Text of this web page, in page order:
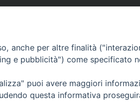
Diocesi di Melfi
12 - 85025 MELFI (PZ) • Tel.
anche per altre finalità
e pubblicità") come specificato
puoi avere maggiori
questa informativa